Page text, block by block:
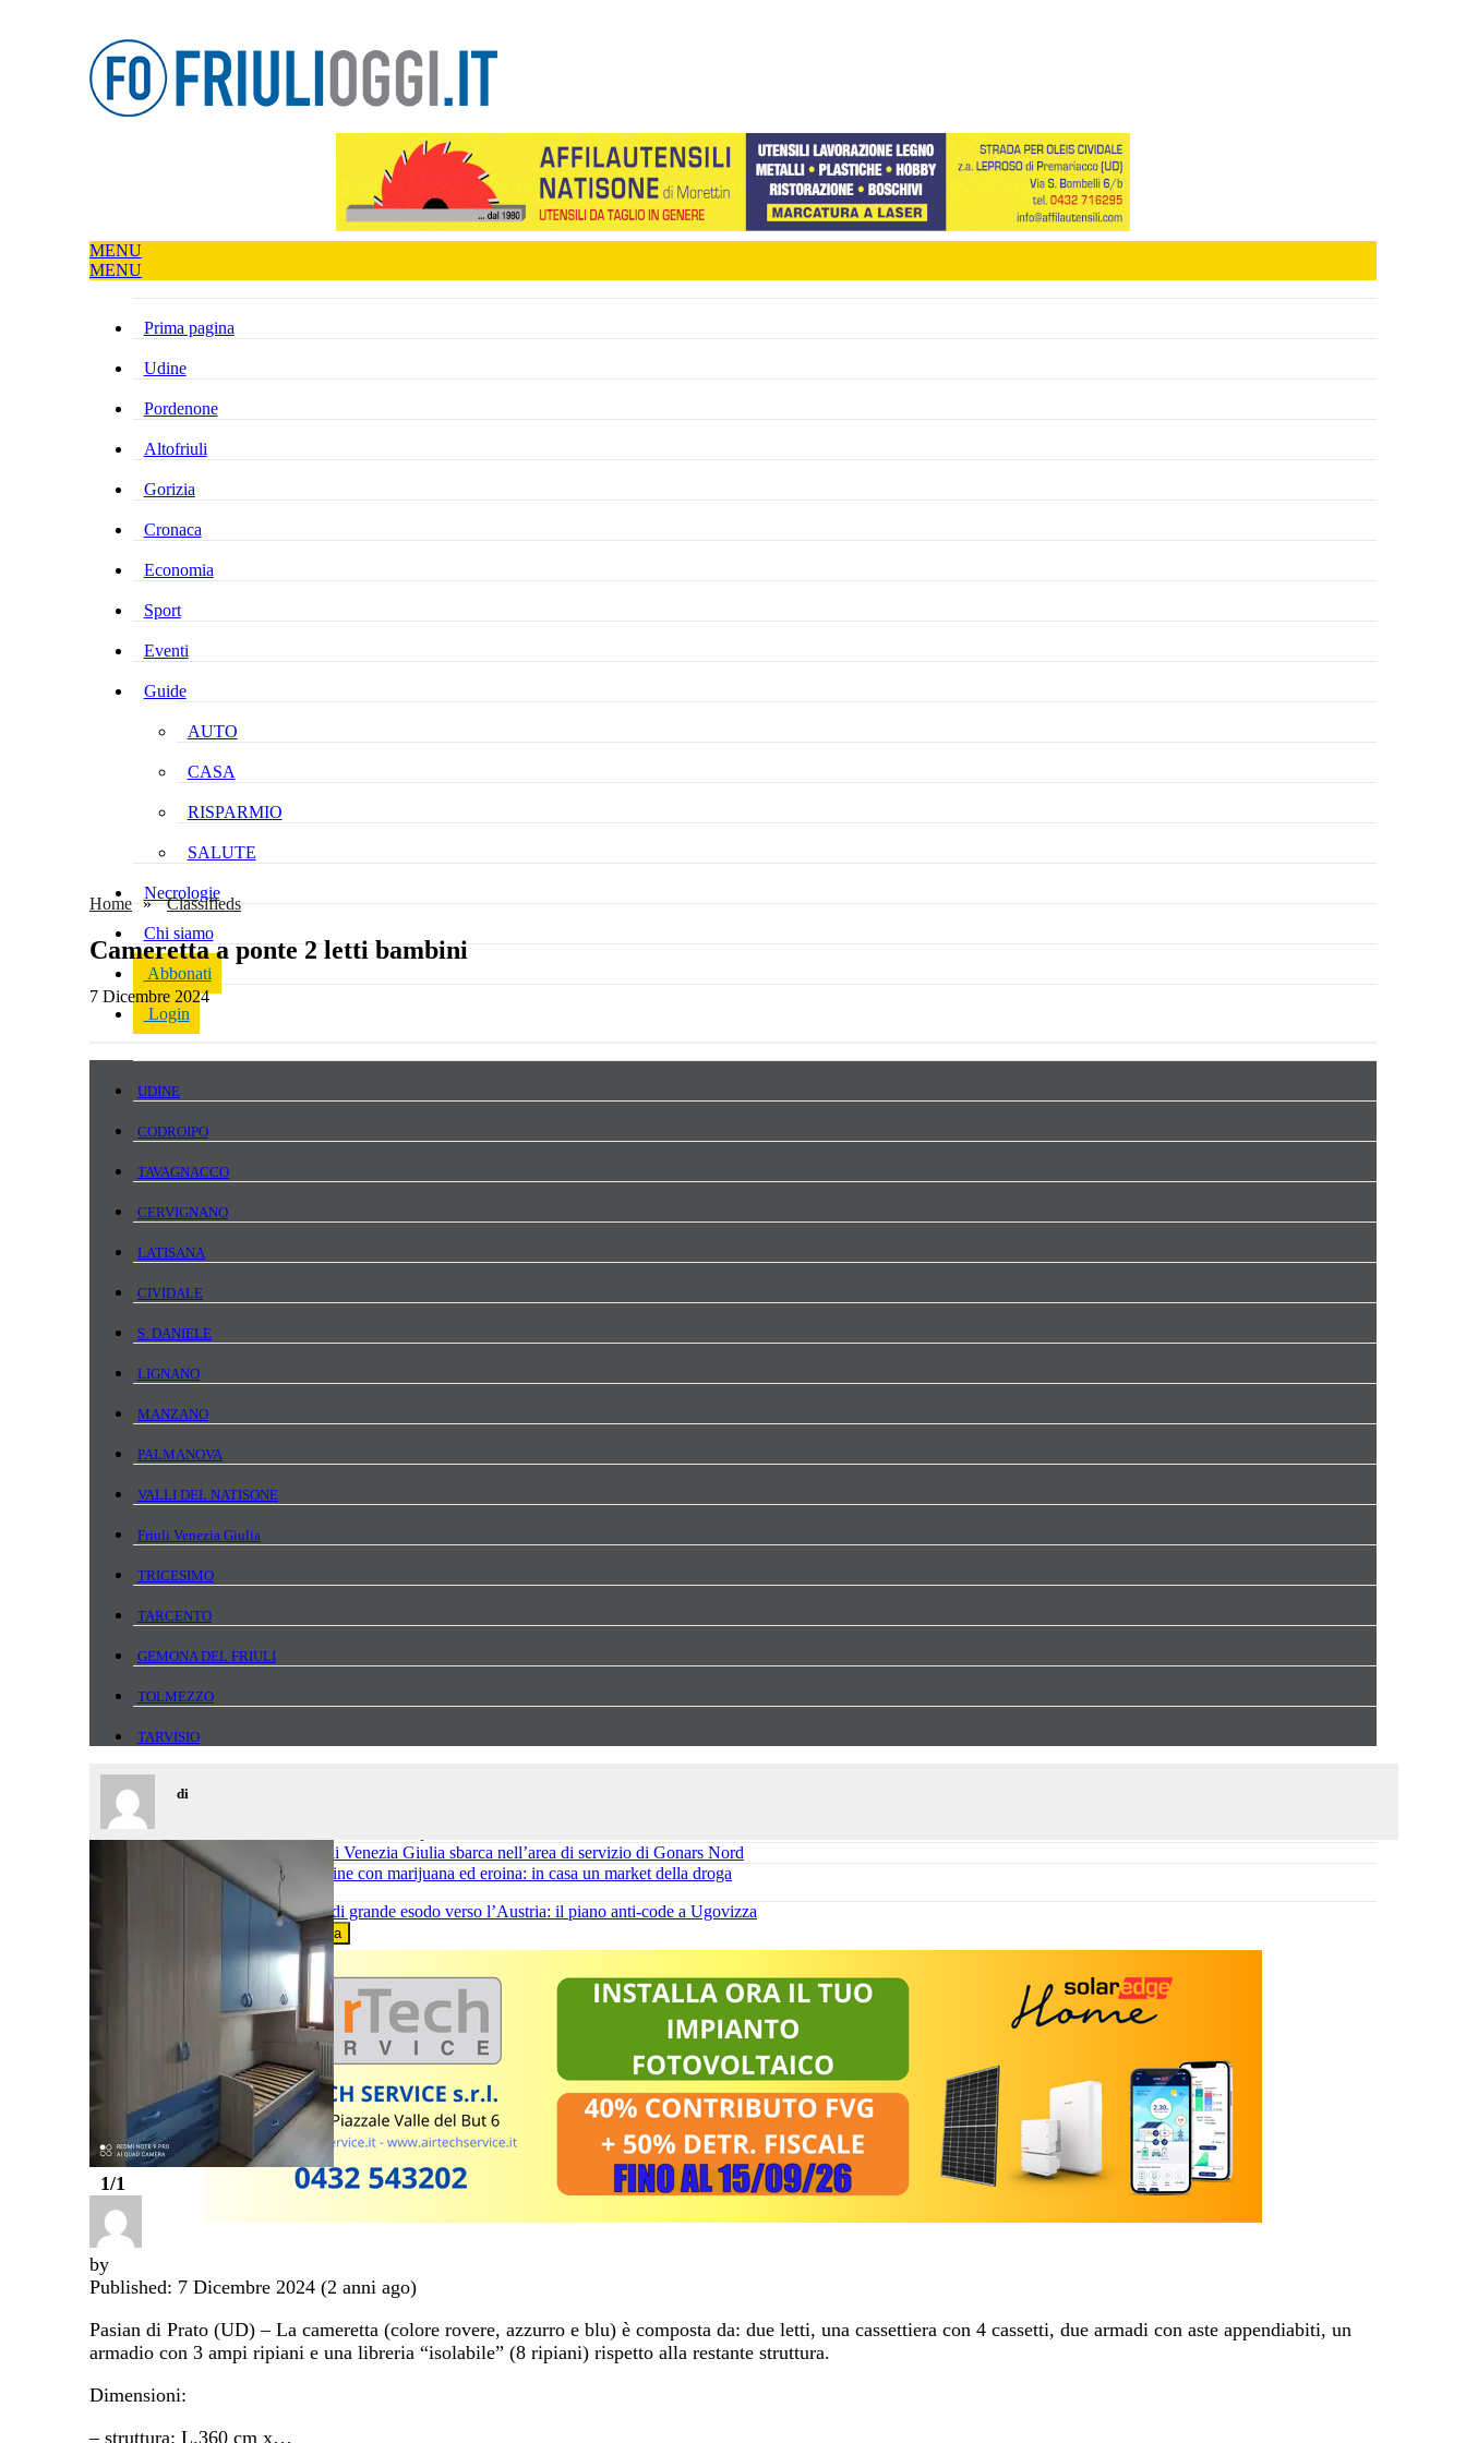
MENU
MENU
Prima pagina
Udine
Pordenone
Altofriuli
Gorizia
Cronaca
Economia
Sport
Eventi
Guide
AUTO
CASA
RISPARMIO
SALUTE
Necrologie
Chi siamo
Abbonati
Login
UDINE
CODROIPO
TAVAGNACCO
CERVIGNANO
LATISANA
CIVIDALE
S. DANIELE
LIGNANO
MANZANO
PALMANOVA
VALLI DEL NATISONE
Friuli Venezia Giulia
TRICESIMO
TARCENTO
GEMONA DEL FRIULI
TOLMEZZO
TARVISIO
Temi Caldi
6 Agosto 2026
6 Agosto 2026
6 Agosto 2026
Io sono Friuli Venezia Giulia sbarca nell’area di servizio di Gonars Nord
6 Agosto 2026
In auto a Udine con marijuana ed eroina: in casa un market della droga
A23, weekend di grande esodo verso l’Austria: il piano anti-code a Ugovizza
Ricerca
Home Classifieds
Cameretta a ponte 2 letti bambini
7 Dicembre 2024
di
1/1
by
Published: 7 Dicembre 2024 (2 anni ago)
Pasian di Prato (UD) – La cameretta (colore rovere, azzurro e blu) è composta da: due letti, una cassettiera con 4 cassetti, due armadi con aste appendiabiti, un
armadio con 3 ampi ripiani e una libreria “isolabile” (8 ripiani) rispetto alla restante struttura.
Dimensioni:
– struttura: L.360 cm x…